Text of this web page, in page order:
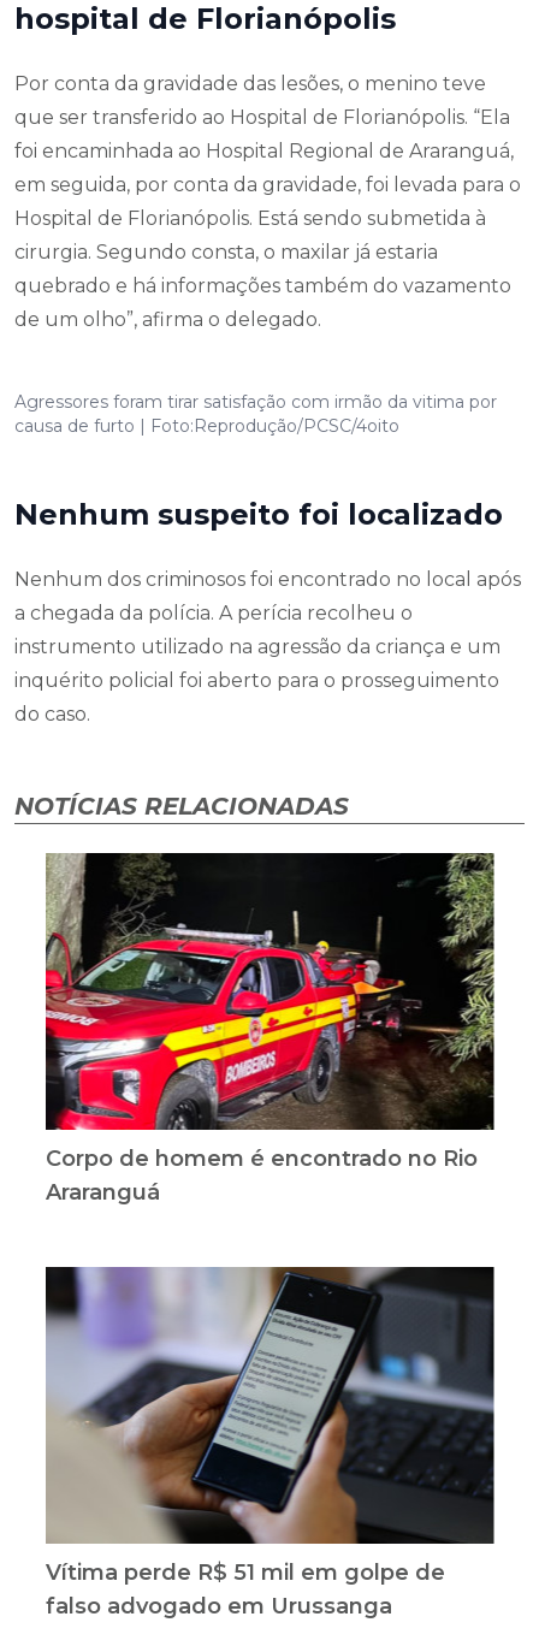
hospital de Florianópolis
Por conta da gravidade das lesões, o menino teve
que ser transferido ao Hospital de Florianópolis. “Ela
foi encaminhada ao Hospital Regional de Araranguá,
em seguida, por conta da gravidade, foi levada para o
Hospital de Florianópolis. Está sendo submetida à
cirurgia. Segundo consta, o maxilar já estaria
quebrado e há informações também do vazamento
de um olho”, afirma o delegado.
Agressores foram tirar satisfação com irmão da vitima por
causa de furto | Foto:Reprodução/PCSC/4oito
Nenhum suspeito foi localizado
Nenhum dos criminosos foi encontrado no local após
a chegada da polícia. A perícia recolheu o
instrumento utilizado na agressão da criança e um
inquérito policial foi aberto para o prosseguimento
do caso.
NOTÍCIAS RELACIONADAS
Corpo de homem é encontrado no Rio
Araranguá
Vítima perde R$ 51 mil em golpe de
falso advogado em Urussanga